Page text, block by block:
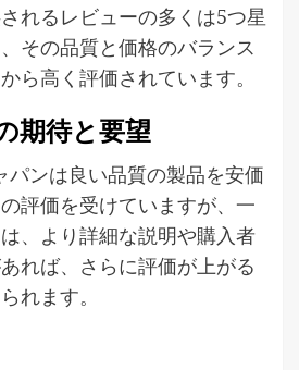
れるレビューの多くは5つ星
その品質と価格のバランス
ら高く評価されています。
期待と要望
パンは良い品質の製品を安価
評価を受けていますが、一
、より詳細な説明や購入者
れば、さらに評価が上がる
れます。